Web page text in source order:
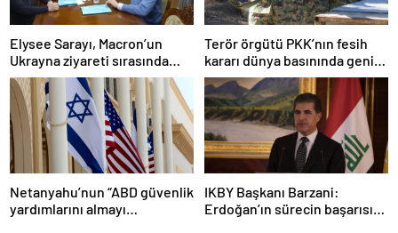
Elysee Sarayı, Macron’un
Ukrayna ziyareti sırasında
trende uyuşturucu kullandığı
iddiasını yalanladı
Terör örgütü PKK’nın fesih
kararı dünya basınında geniş
yer buldu
Netanyahu’nun “ABD güvenlik
yardımlarını almayı
IKBY Başkanı Barzani:
Erdoğan’ın sürecin başarısı